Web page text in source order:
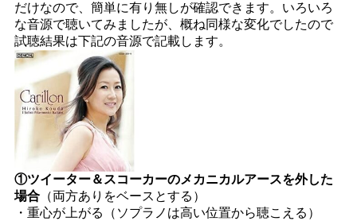
だけなので、簡単に有り無しが確認できます。いろいろ
な音源で聴いてみましたが、概ね同様な変化でしたので
試聴結果は下記の音源で記載します。
①ツイーター＆スコーカーのメカニカルアースを外した
場合 （両方ありをベースとする）
・重心が上がる（ソプラノは高い位置から聴こえる）